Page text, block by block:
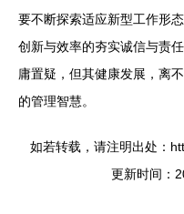
要不断探索适应新型工作形
创新与效率的夯实诚信与责
庸置疑，但其健康发展，离
的管理智慧。
如若转载，请注明出处：
更新时间：